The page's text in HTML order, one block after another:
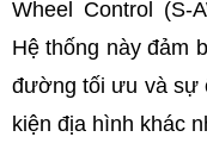
Wheel Control (S-
Hệ thống này đảm
đường tối ưu và sự
kiện địa hình khác